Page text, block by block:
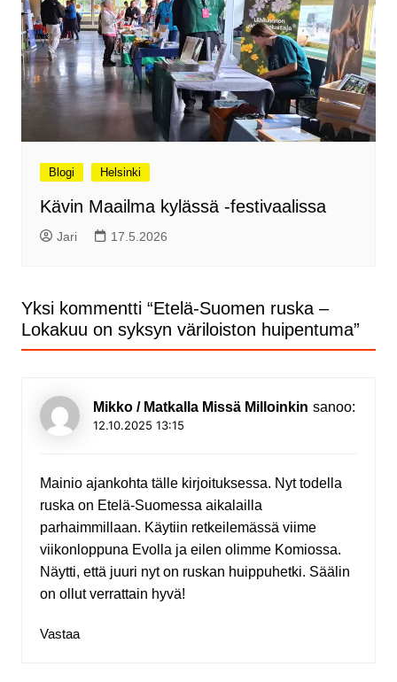
Blogi Helsinki
Kävin Maailma kylässä -festivaalissa
Jari 17.5.2026
Yksi kommentti “Etelä-Suomen ruska –
Lokakuu on syksyn väriloiston huipentuma”
Mikko / Matkalla Missä Milloinkin sanoo:
12.10.2025 13:15
Mainio ajankohta tälle kirjoituksessa. Nyt todella
ruska on Etelä-Suomessa aikalailla
parhaimmillaan. Käytiin retkeilemässä viime
viikonloppuna Evolla ja eilen olimme Komiossa.
Näytti, että juuri nyt on ruskan huippuhetki. Säälin
on ollut verrattain hyvä!
Vastaa